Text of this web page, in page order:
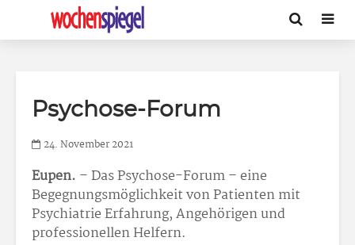
Psychose-Forum
24. November 2021
Eupen. – Das Psychose-Forum – eine
Begegnungsmöglichkeit von Patienten mit
Psychiatrie Erfahrung, Angehörigen und
professionellen Helfern.